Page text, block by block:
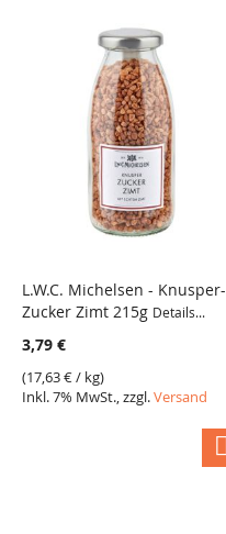
L.W.C. Michelsen - Knusper-
Zucker Zimt 215g Details...
3,79 €
(17,63 €/ kg)
Inkl. 7% MwSt., zzgl.Versand